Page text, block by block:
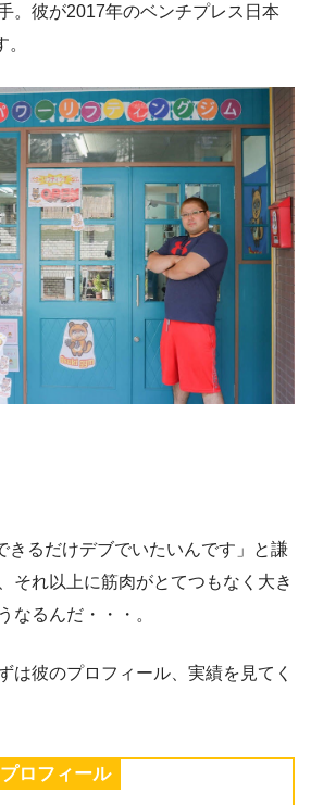
。彼が2017年のベンチプレス日本
きるだけデブでいたいんです」と謙
それ以上に筋肉がとてつもなく大き
なるんだ・・・。
は彼のプロフィール、実績を見てく
ロフィール